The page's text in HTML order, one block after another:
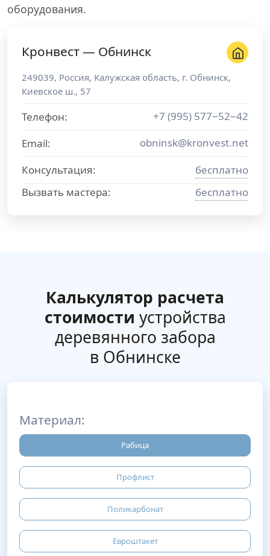
оборудования.
Кронвест — Обнинск
249039, Россия, Калужская область, г. Обнинск,
Киевское ш., 57
Телефон:
+7 (995) 577−52−42
Email:
obninsk@kronvest.net
Консультация:
бесплатно
Вызвать мастера:
бесплатно
Калькулятор расчета
стоимости устройства
деревянного забора
в Обнинске
Материал:
Рабица
Профлист
Поликарбонат
Евроштакет